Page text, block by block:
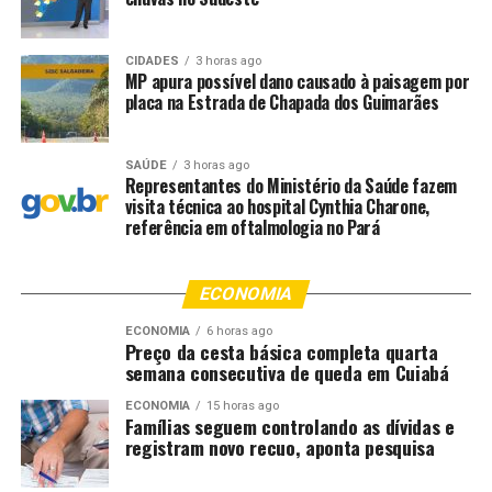
A droga, o suspeito e os demais materiais apreendidos
foram levados para a Superintendência Regional da
Polícia Federal, na cidade de Cáceres, para o registro da
ocorrência.
A população pode contribuir com as ações de prevenção
e repressão ao tráfico na região de fronteira ligando
para os números 0800 646 1402 e (65) 99668-7655,
denúncias por mensagens de WhatsApp.
CIDADES 3 horas ago
MP apura possível dano causado à paisagem por
placa na Estrada de Chapada dos Guimarães
SAÚDE 3 horas ago
Representantes do Ministério da Saúde fazem
visita técnica ao hospital Cynthia Charone,
referência em oftalmologia no Pará
ECONOMIA
ECONOMIA 6 horas ago
Preço da cesta básica completa quarta
semana consecutiva de queda em Cuiabá
ECONOMIA 15 horas ago
Famílias seguem controlando as dívidas e
registram novo recuo, aponta pesquisa